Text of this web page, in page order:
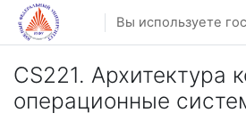
Перейти к основному содержанию
Вы используете
CS221. Архитектура
операционные